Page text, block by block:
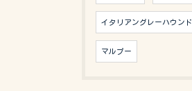
イタリアングレーハウンド
マルプー